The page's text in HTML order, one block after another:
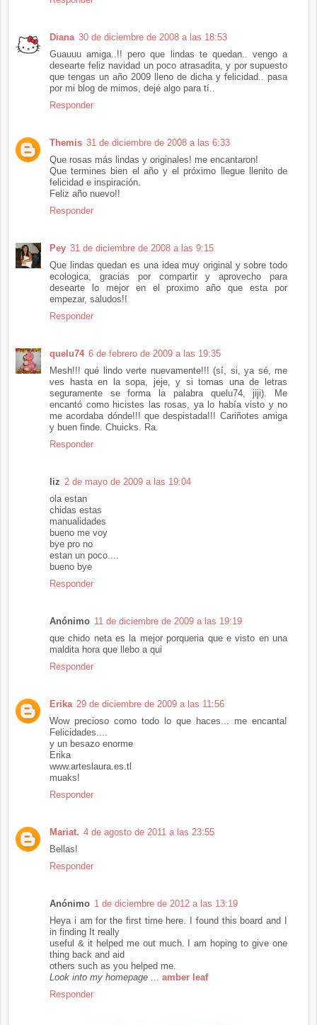
Diana 30 de diciembre de 2008 a las 18:53
Guauuu amiga..!! pero que lindas te quedan.. vengo a
desearte feliz navidad un poco atrasadita, y por supuesto
que tengas un año 2009 lleno de dicha y felicidad.. pasa
por mi blog de mimos, dejé algo para tí..
Responder
Themis 31 de diciembre de 2008 a las 6:33
Que rosas más lindas y originales! me encantaron!
Que termines bien el año y el próximo llegue llenito de
felicidad e inspiración.
Feliz año nuevo!!
Responder
Pey 31 de diciembre de 2008 a las 9:15
Que lindas quedan es una idea muy original y sobre todo
ecologica, gracias por compartir y aprovecho para
desearte lo mejor en el proximo año que esta por
empezar, saludos!!
Responder
quelu74 6 de febrero de 2009 a las 19:35
Mesh!!! qué lindo verte nuevamente!!! (sí, si, ya sé, me
ves hasta en la sopa, jeje, y si tomas una de letras
seguramente se forma la palabra quelu74, jiji). Me
encantó como hicistes las rosas, ya lo había visto y no
me acordaba dónde!!! que despistada!!! Cariñotes amiga
y buen finde. Chuicks. Ra.
Responder
liz 2 de mayo de 2009 a las 19:04
ola estan
chidas estas
manualidades
bueno me voy
bye pro no
estan un poco....
bueno bye
Responder
Anónimo 11 de diciembre de 2009 a las 19:19
que chido neta es la mejor porqueria que e visto en una
maldita hora que llebo a qui
Responder
Erika 29 de diciembre de 2009 a las 11:56
Wow precioso como todo lo que haces... me encanta!
Felicidades....
y un besazo enorme
Erika
www.arteslaura.es.tl
muaks!
Responder
Mariat. 4 de agosto de 2011 a las 23:55
Bellas!
Responder
Anónimo 1 de diciembre de 2012 a las 13:19
Heya i am for the first time here. I found this board and I
in finding It really
useful & it helped me out much. I am hoping to give one
thing back and aid
others such as you helped me.
Look into my homepage
amber leaf
Responder